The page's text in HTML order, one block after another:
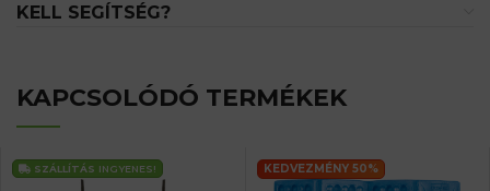
KELL SEGÍTSÉG?
KAPCSOLÓDÓ TERMÉKEK
SZÁLLÍTÁS INGYENES! KEDVEZMÉNY 50%